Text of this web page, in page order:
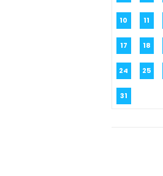
10 11
17 18
24 25
31